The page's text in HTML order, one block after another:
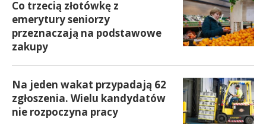
Co trzecią złotówkę z
emerytury seniorzy
przeznaczają na podstawowe
zakupy
Na jeden wakat przypadają 62
zgłoszenia. Wielu kandydatów
nie rozpoczyna pracy